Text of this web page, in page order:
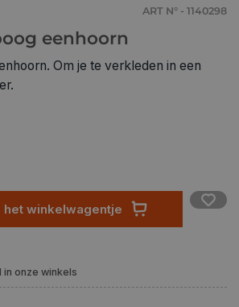
ART N° - 1140298
eenhoorn
Om je te verkleden in een
het winkelwagentje
onze winkels